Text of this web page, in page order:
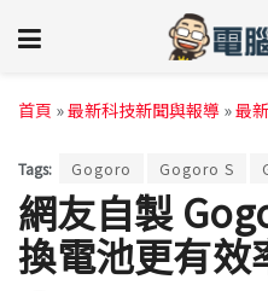
首頁 »最新科技新聞與報導 »最
Tags: Gogoro Gogoro S
網友自製
換電池更有效